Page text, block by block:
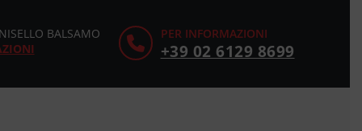
PER INFORMAZIONI
+39 02 6129 8699
BALSAMO